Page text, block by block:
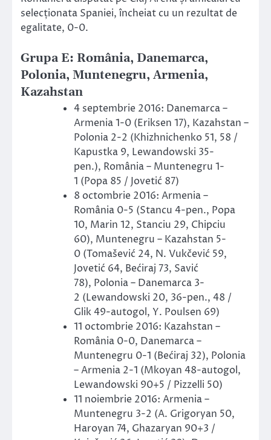
selecționata Spaniei, încheiat cu un rezultat de
egalitate, 0-0.
Grupa E: România, Danemarca,
Polonia, Muntenegru, Armenia,
Kazahstan
4 septembrie 2016: Danemarca –
Armenia 1-0 (Eriksen 17), Kazahstan –
Polonia 2-2 (Khizhnichenko 51, 58 /
Kapustka 9, Lewandowski 35-
pen.), România – Muntenegru 1-
1 (Popa 85 / Jovetić 87)
8 octombrie 2016: Armenia –
România 0-5 (Stancu 4-pen., Popa
10, Marin 12, Stanciu 29, Chipciu
60), Muntenegru – Kazahstan 5-
0 (Tomašević 24, N. Vukčević 59,
Jovetić 64, Bećiraj 73, Savić
78), Polonia – Danemarca 3-
2 (Lewandowski 20, 36-pen., 48 /
Glik 49-autogol, Y. Poulsen 69)
11 octombrie 2016: Kazahstan –
România 0-0, Danemarca –
Muntenegru 0-1 (Bećiraj 32), Polonia
– Armenia 2-1 (Mkoyan 48-autogol,
Lewandowski 90+5 / Pizzelli 50)
11 noiembrie 2016: Armenia –
Muntenegru 3-2 (A. Grigoryan 50,
Haroyan 74, Ghazaryan 90+3 /